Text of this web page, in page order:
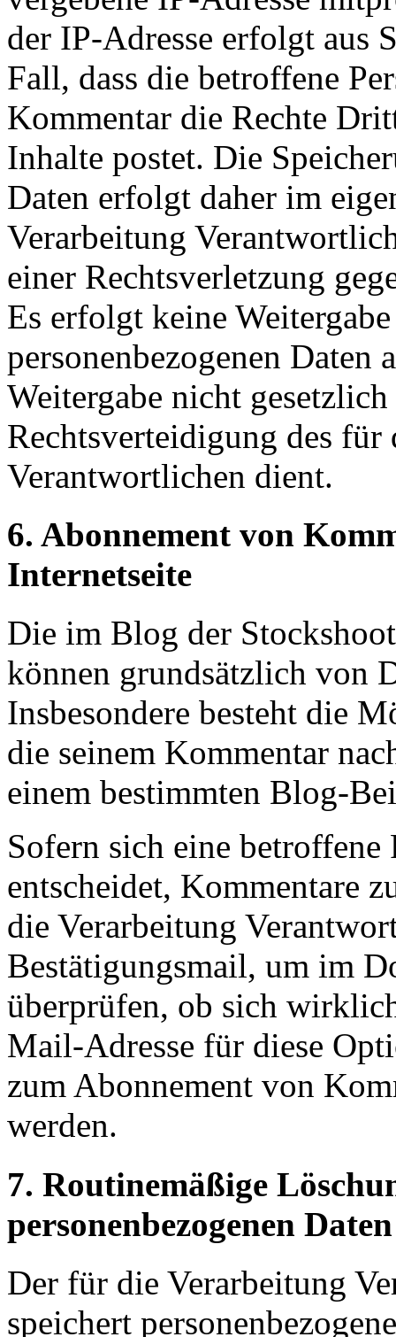
der IP-Adresse erfolgt aus
Fall, dass die betroffene
Kommentar die Rechte
Inhalte postet. Die
Daten erfolgt daher im
Verarbeitung
einer Rechtsverletzung
Es erfolgt keine
personenbezogenen Daten
Weitergabe nicht
Rechtsverteidigung des für
Verantwortlichen dient.
6. Abonnement von
Internetseite
Die im Blog der
können grundsätzlich von
Insbesondere besteht die
die seinem Kommentar
einem bestimmten Blog-
Sofern sich eine
entscheidet, Kommentare
die Verarbeitung
Bestätigungsmail, um im
überprüfen, ob sich
Mail-Adresse für diese
zum Abonnement von
werden.
7. Routinemäßige
personenbezogenen Daten
Der für die Verarbeitung
speichert